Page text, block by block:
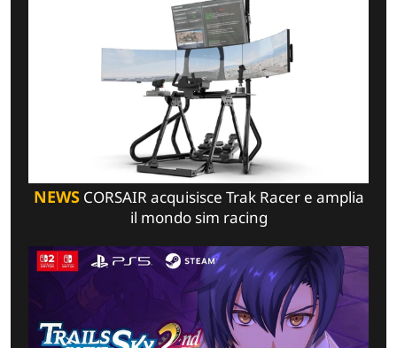
NEWSCORSAIR acquisisce Trak Racer e amplia
il mondo sim racing